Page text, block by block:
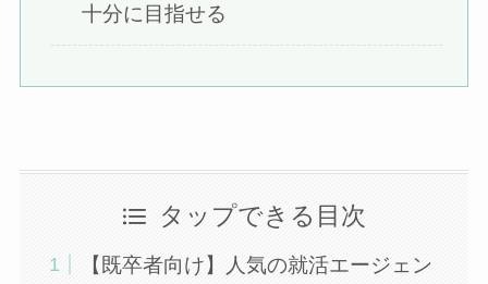
十分に目指せる
タップできる目次
【既卒者向け】人気の就活エージェン